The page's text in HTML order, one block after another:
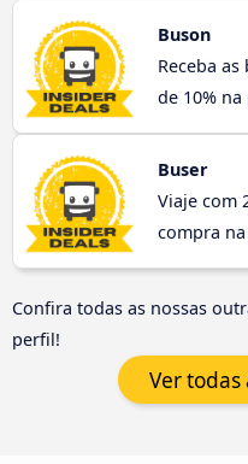
Buson
Receba
de 10%
Buser
Viaje com
compra
Confira todas as nossas
perfil!
Ver todas